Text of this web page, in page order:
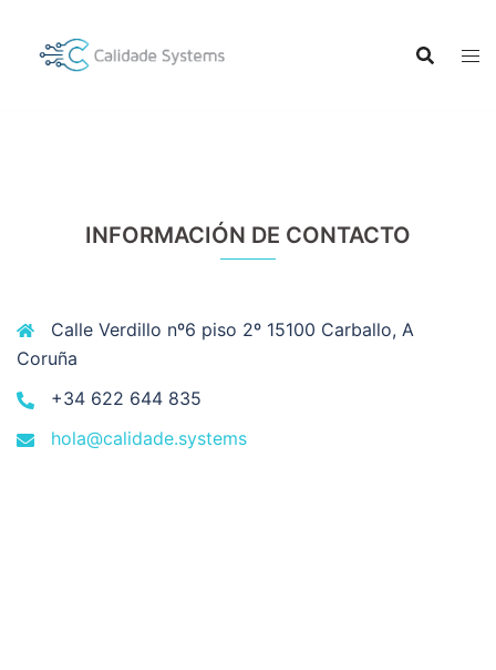
contenido
INFORMACIÓN DE CONTACTO
Calle Verdillo nº6 piso 2º 15100 Carballo, A
Coruña
+34 622 644 835
hola@calidade.systems